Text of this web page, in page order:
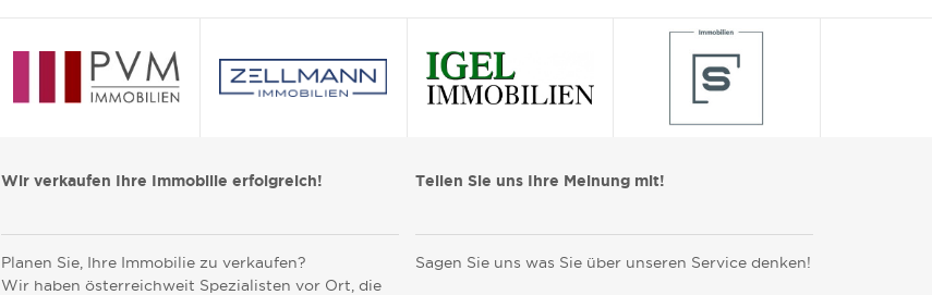
Wir verkaufen Ihre Immobilie erfolgreich!
Planen Sie, Ihre Immobilie zu verkaufen?
Wir haben österreichweit Spezialisten vor Ort, die
Teilen Sie uns Ihre Meinung mit!
Sagen Sie uns was Sie über unseren Service denken!